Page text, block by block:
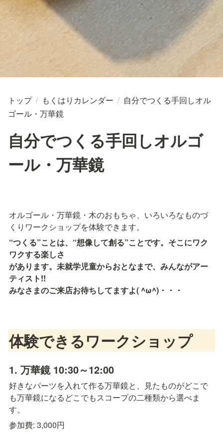
トップ / もくはりカレンダー / 自分でつくる手回しオル
ゴール・万華鏡
自分でつくる手回しオルゴ
ール・万華鏡
オルゴール・万華鏡・木のおもちゃ、いろいろなものづ
“つくる”ことは、“想像して創る”ことです。そこにワク
ワクする楽しさ
があります。未就学児童からおとなまで、みんながアー
ティスト!!
みなさまのご来店お待ちしてますよ( ^ω^)・・・
体験できるワークショップ
1. 万華鏡 10:30～12:00
好きなパーツを入れて作る万華鏡と、見たものがどこで
も万華鏡になるどこでもスコープの二種類から選べま
す。
参加費: 3,000円